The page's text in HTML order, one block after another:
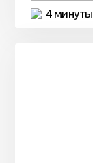
4 минуты